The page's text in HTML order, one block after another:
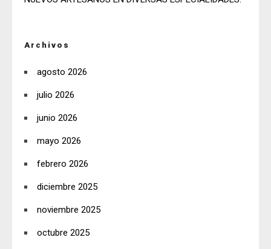
Archivos
agosto 2026
julio 2026
junio 2026
mayo 2026
febrero 2026
diciembre 2025
noviembre 2025
octubre 2025